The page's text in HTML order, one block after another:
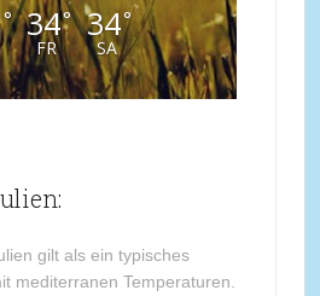
° 34°
FR
34°
SA
gilt als ein typisches
mediterranen Temperaturen.